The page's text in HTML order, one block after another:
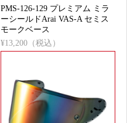
PMS-126-129 プレミアム ミラ
ーシールドArai VAS-A セミス
モークベース
¥13,200（税込）